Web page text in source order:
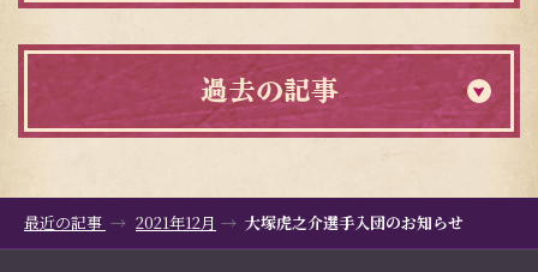
過去の記事
最近の記事 2021年12月 大塚虎之介選手入団のお知らせ